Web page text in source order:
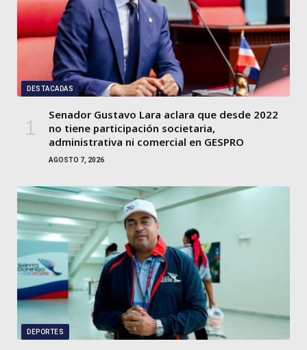
DESTACADAS
Senador Gustavo Lara aclara que desde 2022
no tiene participación societaria,
administrativa ni comercial en GESPRO
AGOSTO 7, 2026
DEPORTES